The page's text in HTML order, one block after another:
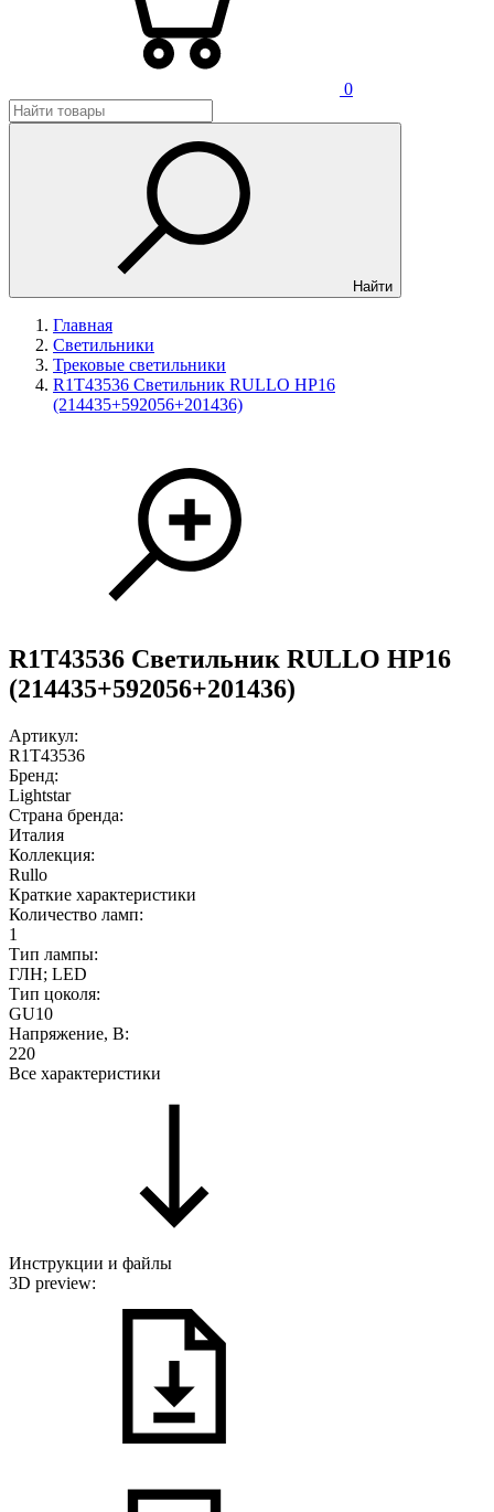
0
Найти
Главная
Светильники
Трековые светильники
R1T43536 Светильник RULLO HP16
(214435+592056+201436)
R1T43536 Светильник RULLO HP16
(214435+592056+201436)
Артикул:
R1T43536
Бренд:
Lightstar
Страна бренда:
Италия
Коллекция:
Rullo
Краткие характеристики
Количество ламп:
1
Тип лампы:
ГЛН; LED
Тип цоколя:
GU10
Напряжение, В:
220
Все характеристики
Инструкции и файлы
3D preview: